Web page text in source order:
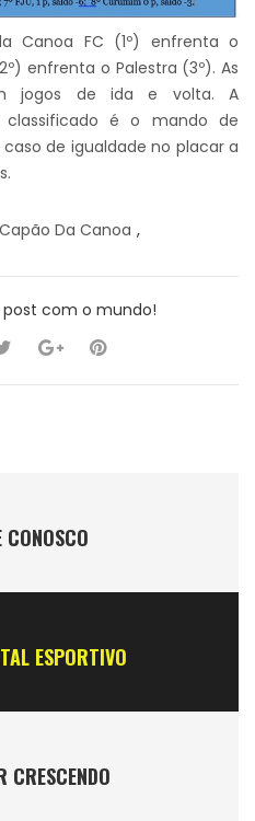
Canoa FC (1º) enfrenta o
enfrenta o Palestra (3º). As
jogos de ida e volta. A
é o mando de
de igualdade no placar a
Capão Da Canoa ,
com o mundo!
ESPORTIVO
CRESCENDO